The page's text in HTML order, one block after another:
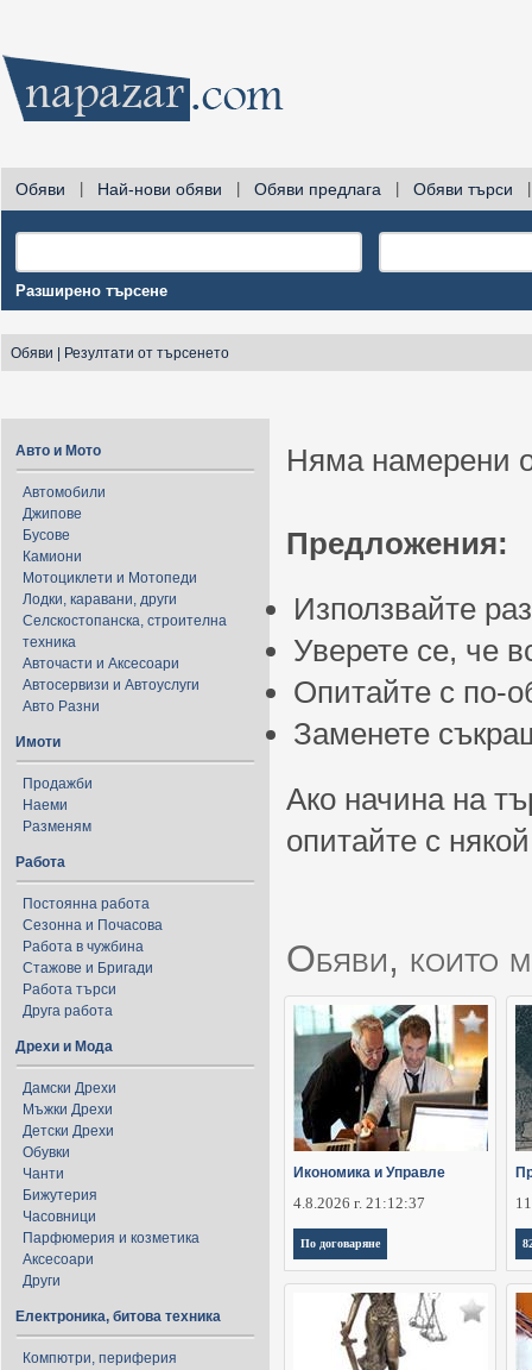
Обяви Най-нови обяви Обяви предлага Обяви търси
Разширено търсене
Обяви Резултати от търсенето
Авто и Мото
Автомобили
Джипове
Бусове
Камиони
Мотоциклети и Мотопеди
Лодки, каравани, други
Селскостопанска, строителна
техника
Авточасти и Аксесоари
Автосервизи и Автоуслуги
Авто Разни
Имоти
Продажби
Наеми
Разменям
Работа
Постоянна работа
Сезонна и Почасова
Работа в чужбина
Стажове и Бригади
Работа търси
Друга работа
Дрехи и Мода
Дамски Дрехи
Мъжки Дрехи
Детски Дрехи
Обувки
Чанти
Бижутерия
Часовници
Парфюмерия и козметика
Аксесоари
Други
Електроника, битова техника
Компютри, периферия
Няма намерени
Предложения:
Използвайте
Уверете се, че
Опитайте с по-
Заменете
Ако начина на
опитайте с
Обяви, които
Икономика и Управле
4.8.2026 г. 21:12:37
По договаряне